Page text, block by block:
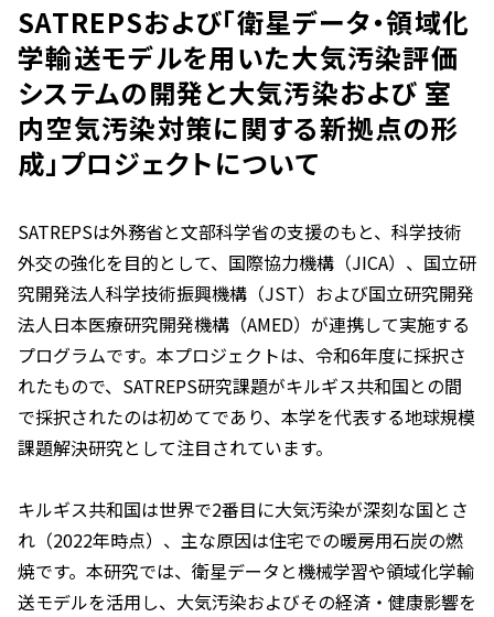
SATREPSおよび「衛星データ・領域化
学輸送モデルを用いた大気汚染評価
システムの開発と大気汚染および 室
内空気汚染対策に関する新拠点の形
成」プロジェクトについて
SATREPSは外務省と文部科学省の支援のもと、科学技術
外交の強化を目的として、国際協力機構（JICA）、国立研
究開発法人科学技術振興機構（JST）および国立研究開発
法人日本医療研究開発機構（AMED）が連携して実施する
プログラムです。本プロジェクトは、令和6年度に採択さ
れたもので、SATREPS研究課題がキルギス共和国との間
で採択されたのは初めてであり、本学を代表する地球規模
課題解決研究として注目されています。
キルギス共和国は世界で2番目に大気汚染が深刻な国とさ
れ（2022年時点）、主な原因は住宅での暖房用石炭の燃
焼です。本研究では、衛星データと機械学習や領域化学輸
送モデルを活用し、大気汚染およびその経済・健康影響を